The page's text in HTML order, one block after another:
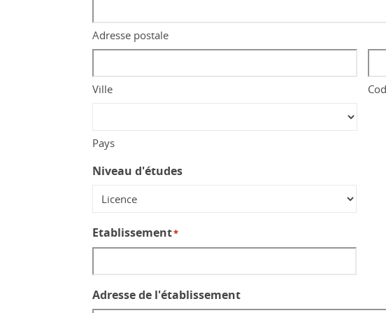
Adresse postale
Ville
Pays
Niveau d'études
Etablissement*
Adresse de l'établissement